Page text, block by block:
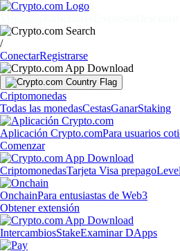
/
ConectarRegistrarse
Criptomonedas
Todas las monedasCestasGanarStaking
Aplicación Crypto.comPara usuarios
Comenzar
CriptomonedasTarjeta Visa prepago
OnchainPara entusiastas de Web3
Obtener extensión
IntercambiosStakeExaminar DApps